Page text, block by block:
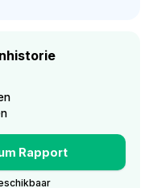
Rapport